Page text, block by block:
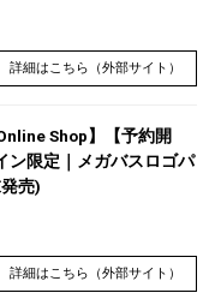
詳細はこちら（外部サイト）
Shop】【予約開
ン限定｜メガバスロゴパ
売)
詳細はこちら（外部サイト）